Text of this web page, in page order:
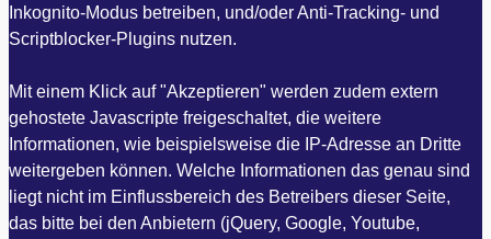
Inkognito-Modus betreiben, und/oder Anti-Tracking- und
Scriptblocker-Plugins nutzen.
Mit einem Klick auf "Akzeptieren" werden zudem extern
gehostete Javascripte freigeschaltet, die weitere
Informationen, wie beispielsweise die IP-Adresse an Dritte
weitergeben können. Welche Informationen das genau sind
liegt nicht im Einflussbereich des Betreibers dieser Seite,
das bitte bei den Anbietern (jQuery, Google, Youtube,